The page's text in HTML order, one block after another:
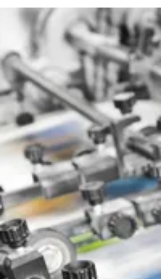
igungen
Immer wieder kommt es vor, dass Arbeitnehmer
(Folge-)Arbeitsunfähigkeitsbescheinigungen
die "passgenau" die Dauer der...